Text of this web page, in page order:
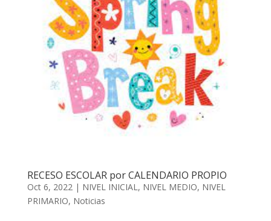
RECESO ESCOLAR por CALENDARIO PROPIO
Oct 6, 2022| NIVEL INICIAL, NIVEL MEDIO, NIVEL
PRIMARIO, Noticias